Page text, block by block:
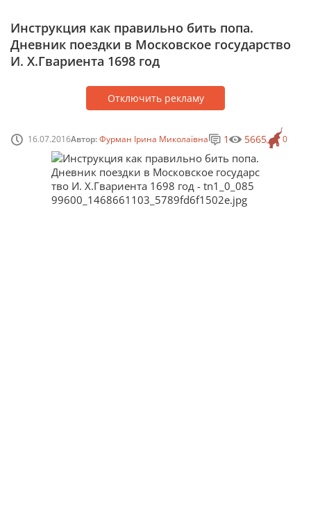
Инструкция как правильно бить попа.
Дневник поездки в Московское государство
И. Х.Гвариента 1698 год
Отключить рекламу
16.07.2016Автор:Фурман Ірина Миколаївна 0
1 5665